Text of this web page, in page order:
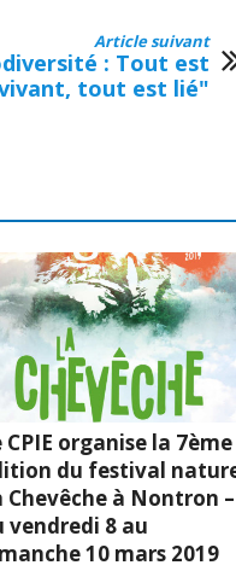
Article suivant
: Tout est
tout est lié"
CPIE organise la 7ème
du festival
Chevêche à Nontron –
vendredi 8 au
10 mars 2019